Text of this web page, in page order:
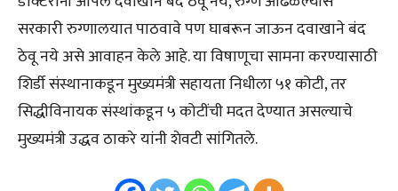
सरकारी रुग्णालयात पाठवावे पण घाबरून जाऊन दवाखाने बंद
ठेवू नये असे आवाहन केले आहे. या विषाणूचा सामना करण्यासाठी
शिर्डी संस्थानाकडून मुख्यमंत्री सहायता निधीला ५१ कोटी, तर
सिद्धीविनायक संस्थांकडून ५ कोटींची मदत देण्यात असल्याचे
मुख्यमंत्री उद्धव ठाकरे यांनी शेवटी सांगितले.